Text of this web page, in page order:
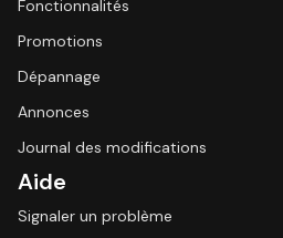
Fonctionnalités
Promotions
Dépannage
Annonces
Journal des modifications
Aide
Signaler un problème